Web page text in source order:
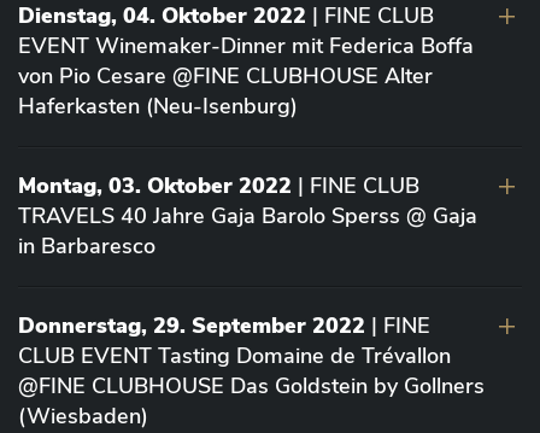
Dienstag, 04. Oktober 2022 | FINE CLUB
EVENT Winemaker-Dinner mit Federica Boffa
von Pio Cesare @FINE CLUBHOUSE Alter
Haferkasten (Neu-Isenburg)
Montag, 03. Oktober 2022 | FINE CLUB
TRAVELS 40 Jahre Gaja Barolo Sperss @ Gaja
in Barbaresco
Donnerstag, 29. September 2022 | FINE
CLUB EVENT Tasting Domaine de Trévallon
@FINE CLUBHOUSE Das Goldstein by Gollners
(Wiesbaden)